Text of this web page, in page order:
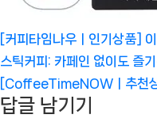
[커피타임나우ㅣ인기상품]
스틱커피: 카페인 없이도 즐
[CoffeeTimeNOWㅣ추천
답글 남기기